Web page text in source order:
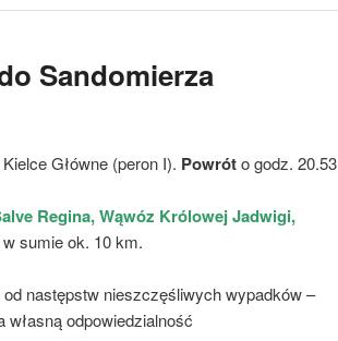
Sandomierza
Główne (peron I). Powróto godz. 20.53
Regina, Wąwóz Królowej Jadwigi,
sumie ok. 10 km.
następstw nieszczęśliwych wypadków –
odpowiedzialność